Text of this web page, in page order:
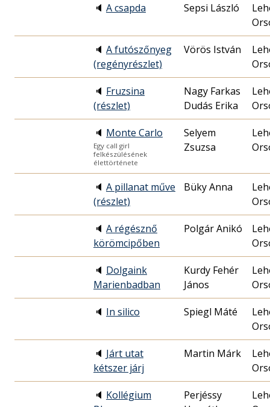
🔈 A csapda Sepsi László
🔈 A futószőnyeg
(regényrészlet)
Vörös István
🔈 Fruzsina
(részlet)
Nagy Farkas
Dudás Erika
🔈 Monte Carlo
Egy call girl
felkészülésének
élettörténete
Selyem
Zsuzsa
🔈 A pillanat műve
(részlet)
Büky Anna
🔈 A régésznő
körömcipőben
Polgár Anikó
🔈 Dolgaink
Marienbadban
Kurdy Fehér
János
🔈 In silico Spiegl Máté
🔈 Járt utat
kétszer járj
Martin Márk
🔈 Kollégium
Perjéssy